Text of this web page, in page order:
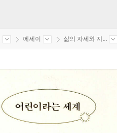
에세이 삶의 자세와 지...